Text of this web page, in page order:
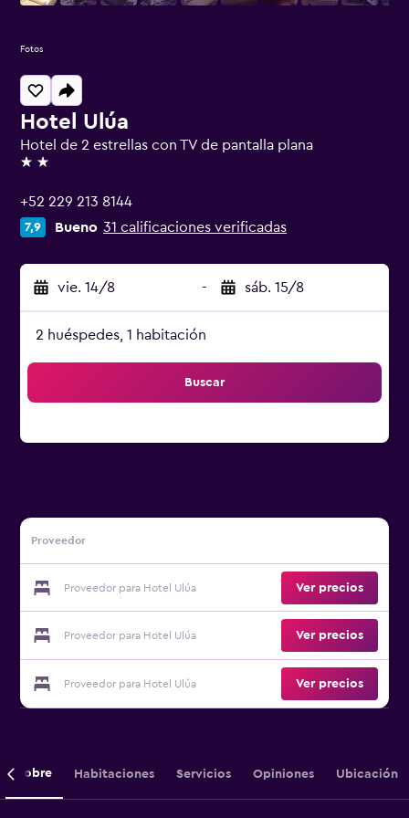
Hotel Ulúa
Hotel de 2 estrellas con TV de pantalla plana
2 estrellas
+52 229 213 8144
7,9 Bueno 31 calificaciones verificadas
vie. 14/8 - sáb. 15/8
2 huéspedes, 1 habitación
Buscar
Proveedor
Proveedor para Hotel Ulúa Ver precios
Proveedor para Hotel Ulúa Ver precios
Proveedor para Hotel Ulúa Ver precios
Fotos
Sobre Habitaciones Servicios Opiniones Ubicación